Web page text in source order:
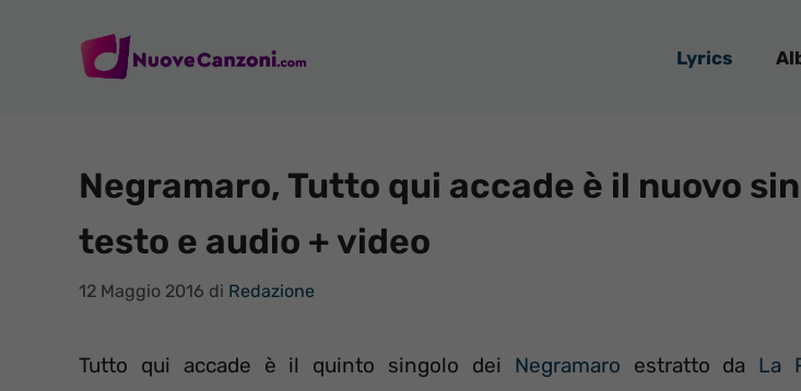
Lyrics
Negramaro, Tutto qui accade è il nuovo
testo e audio + video
12 Maggio 2016 di Redazione
Tutto qui accade è il quinto singolo dei Negramaro estratto da La